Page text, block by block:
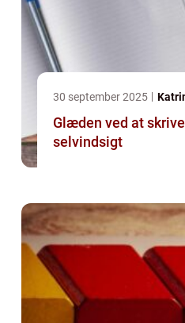
30 september 2025
Glæden ved at
selvindsigt